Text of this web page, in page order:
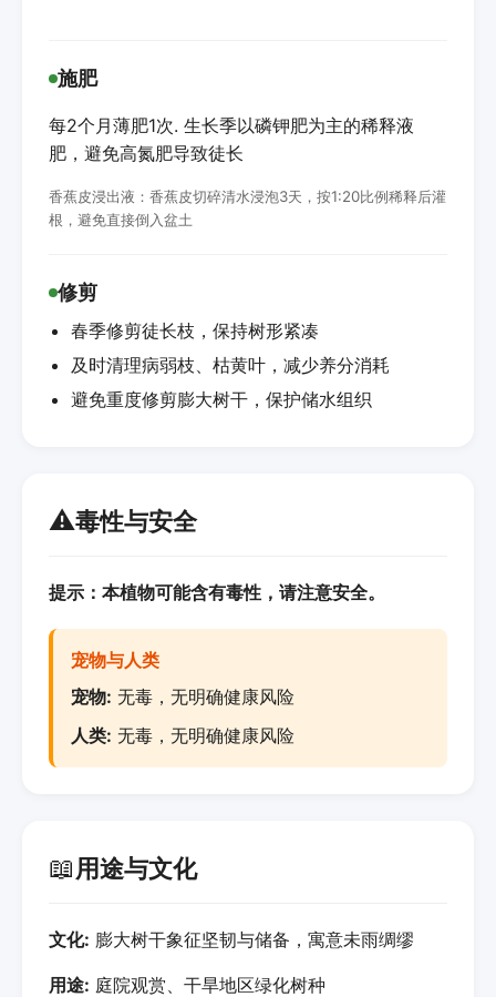
施肥
每2个月薄肥1次. 生长季以磷钾肥为主的稀释液
肥，避免高氮肥导致徒长
香蕉皮浸出液：香蕉皮切碎清水浸泡3天，按1:20比例稀释后灌
根，避免直接倒入盆土
修剪
春季修剪徒长枝，保持树形紧凑
及时清理病弱枝、枯黄叶，减少养分消耗
避免重度修剪膨大树干，保护储水组织
⚠️毒性与安全
提示：本植物可能含有毒性，请注意安全。
宠物与人类
宠物: 无毒，无明确健康风险
人类: 无毒，无明确健康风险
📖用途与文化
文化: 膨大树干象征坚韧与储备，寓意未雨绸缪
用途: 庭院观赏、干旱地区绿化树种